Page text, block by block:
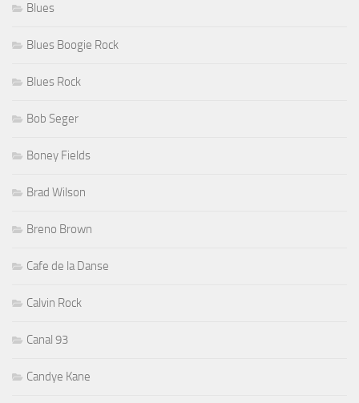
Blues
Blues Boogie Rock
Blues Rock
Bob Seger
Boney Fields
Brad Wilson
Breno Brown
Cafe de la Danse
Calvin Rock
Canal 93
Candye Kane